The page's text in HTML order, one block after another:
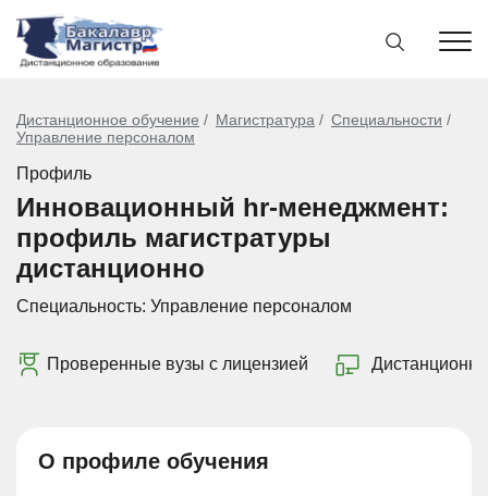
Дистанционное обучение Магистратура
Специальности
Управление персоналом
Профиль
Инновационный hr-менеджмент:
профиль магистратуры
дистанционно
Специальность: Управление персоналом
Проверенные вузы с лицензией Дистанционно
О профиле обучения